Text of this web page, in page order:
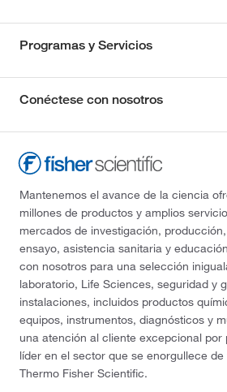
Programas y Servicios
Conéctese con nosotros
Mantenemos el avance de la ciencia
millones de productos y amplios
mercados de investigación,
ensayo, asistencia sanitaria y
con nosotros para una selección
laboratorio, Life Sciences, seguridad y
instalaciones, incluidos productos
equipos, instrumentos, diagnósticos y
una atención al cliente excepcional por
líder en el sector que se enorgullece
Thermo Fisher Scientific.